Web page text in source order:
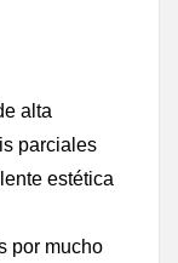
alta
parciales
estética
por mucho